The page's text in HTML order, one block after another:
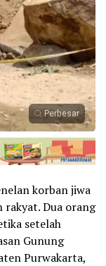
Perbesar
korban jiwa
Dua orang
setelah
Gunung
Purwakarta,